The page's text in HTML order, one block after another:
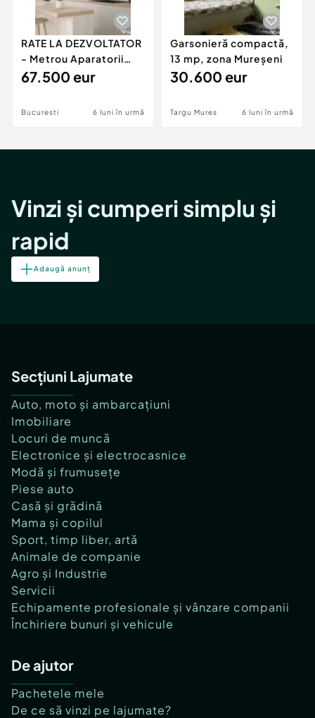
RATE LA DEZVOLTATOR
- Metrou Aparatorii
Patriei -
67.500 eur
Bucuresti 6 luni în urmă
Garsonieră compactă,
13 mp, zona Mureșeni
30.600 eur
Targu Mures 6 luni în urmă
Vinzi și cumperi simplu și
rapid
Adaugă anunț
Secțiuni Lajumate
Auto, moto și ambarcațiuni
Imobiliare
Locuri de muncă
Electronice și electrocasnice
Modă și frumusețe
Piese auto
Casă și grădină
Mama și copilul
Sport, timp liber, artă
Animale de companie
Agro și Industrie
Servicii
Echipamente profesionale și vânzare companii
Închiriere bunuri și vehicule
De ajutor
Pachetele mele
De ce să vinzi pe lajumate?